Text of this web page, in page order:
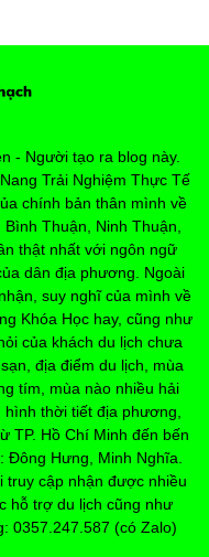
- Người tạo ra blog này.
Trải Nghiệm Thực Tế
chính bản thân mình về
Thuận, Ninh Thuận,
thật nhất với ngôn ngữ
dân địa phương. Ngoài
suy nghĩ của mình về
Khóa Học hay, cũng như
của khách du lịch chưa
địa điểm du lịch, mùa
tím, mùa nào nhiều hải
thời tiết địa phương,
TP. Hồ Chí Minh đến bến
Đông Hưng, Minh Nghĩa.
truy cập nhận được nhiều
hỗ trợ du lịch cũng như
0357.247.587 (có Zalo)